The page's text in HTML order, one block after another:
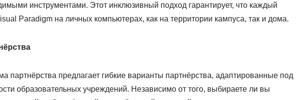
инструментами. Этот инклюзивный подход гарантирует, что каждый
Paradigm на личных компьютерах, как на территории кампуса, так и дома.
партнёрства предлагает гибкие варианты партнёрства, адаптированные под
образовательных учреждений. Независимо от того, выбираете ли вы